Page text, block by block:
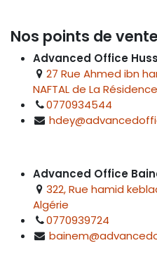
Nos points de
Advanced Office
27 Rue Ahmed ibn
NAFTAL de La
0770934544
Advanced Office
322, Rue hamid
Algérie
0770939724